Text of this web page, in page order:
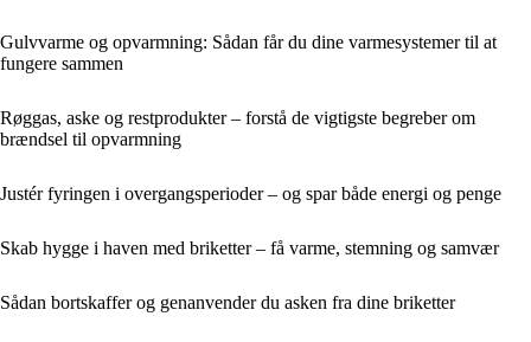
Gulvvarme og opvarmning: Sådan får du dine varmesystemer til at
fungere sammen
Røggas, aske og restprodukter – forstå de vigtigste begreber om
brændsel til opvarmning
Justér fyringen i overgangsperioder – og spar både energi og penge
Skab hygge i haven med briketter – få varme, stemning og samvær
Sådan bortskaffer og genanvender du asken fra dine briketter